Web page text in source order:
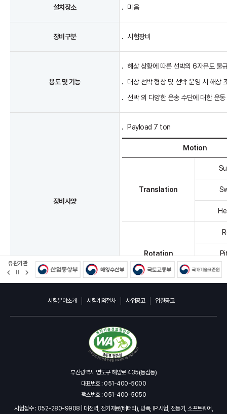
설치장소 미음
장비구분 시험장비
용도 및 기능
해상 상황에 따른 선박의 6자유도 불
대상 선박 형상 및 선박 운영 시 해상
선박 외 다양한 운송 수단에 대한 운
장비사양
Payload 7 ton
Motion
Translation
Rotation
담당자 전수성 센터장 (051-400-5473)
유관기관
정
지
시험분야소개 시험계약절차 사업공고 입찰공고
부산광역시 영도구 해양로 435(동삼동)
대표번호 : 051-400-5000
팩스번호 : 051-400-5050
시험접수 : 052-280-9908 | 대전력, 전기재료(배터리), 방폭, IP 시험, 전동기, 소프트웨어,